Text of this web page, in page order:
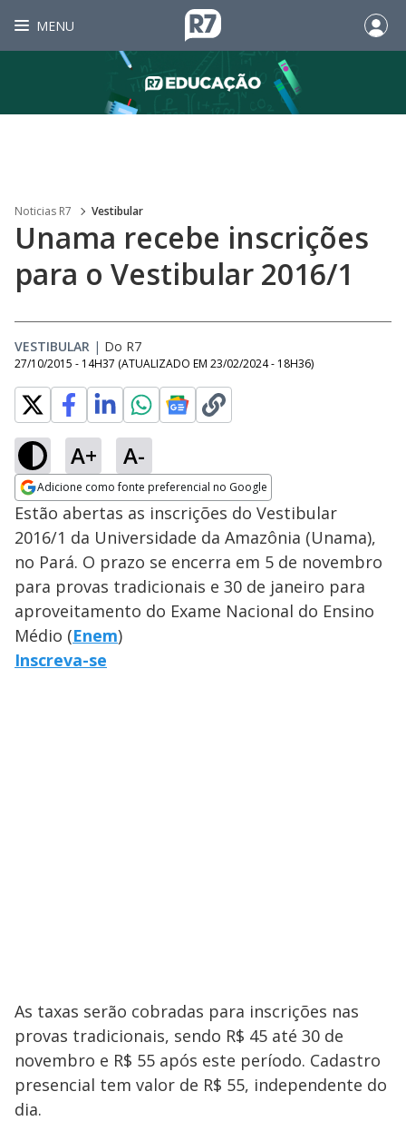
MENU
Noticias R7 Vestibular
Unama recebe inscrições
para o Vestibular 2016/1
VESTIBULAR | Do R7
27/10/2015 - 14H37 (ATUALIZADO EM 23/02/2024 - 18H36)
A+ A-
Adicione como fonte preferencial no Google
Opens in new window
Estão abertas as inscrições do Vestibular
2016/1 da Universidade da Amazônia (Unama),
no Pará. O prazo se encerra em 5 de novembro
para provas tradicionais e 30 de janeiro para
aproveitamento do Exame Nacional do Ensino
Médio (Enem)
Inscreva-se
As taxas serão cobradas para inscrições nas
provas tradicionais, sendo R$ 45 até 30 de
novembro e R$ 55 após este período. Cadastro
presencial tem valor de R$ 55, independente do
dia.